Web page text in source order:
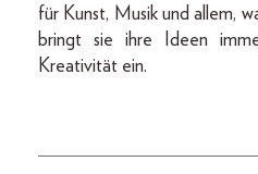
für Kunst, Musik und allem,
bringt sie ihre Ideen
Kreativität ein.